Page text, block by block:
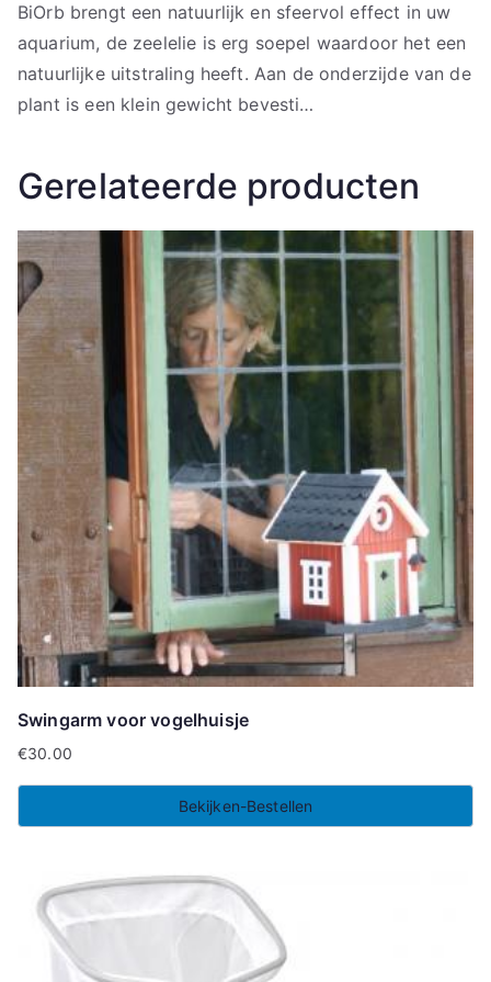
BiOrb brengt een natuurlijk en sfeervol effect in uw
aquarium, de zeelelie is erg soepel waardoor het een
natuurlijke uitstraling heeft. Aan de onderzijde van de
plant is een klein gewicht bevesti…
Gerelateerde producten
Swingarm voor vogelhuisje
€30.00
Bekijken-Bestellen